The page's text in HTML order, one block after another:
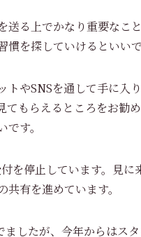
送る上でかなり重要なこ
慣を探していけるといいで
トやSNSを通して手に入
てもらえるところをお勧
す。
を停止しています。見
有を進めています。
ましたが、今年からはス